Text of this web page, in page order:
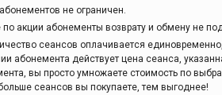
не ограничен.
по акции абонементы возврату и обмену не
сеансов оплачивается
абонемента действует цена сеанса,
вы просто умножаете стоимость по
сеансов вы покупаете, тем выгоднее!